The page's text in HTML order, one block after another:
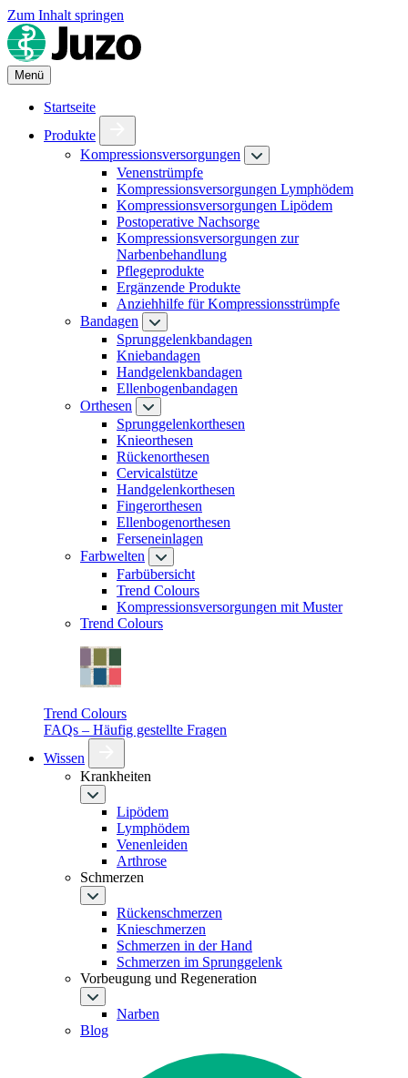
Zum Inhalt springen
Menü
Startseite
Produkte
Kompressionsversorgungen
Venenstrümpfe
Kompressionsversorgungen Lymphödem
Kompressionsversorgungen Lipödem
Postoperative Nachsorge
Kompressionsversorgungen zur
Narbenbehandlung
Pflegeprodukte
Ergänzende Produkte
Anziehhilfe für Kompressionsstrümpfe
Bandagen
Sprunggelenkbandagen
Kniebandagen
Handgelenkbandagen
Ellenbogenbandagen
Orthesen
Sprunggelenkorthesen
Knieorthesen
Rückenorthesen
Cervicalstütze
Handgelenkorthesen
Fingerorthesen
Ellenbogenorthesen
Ferseneinlagen
Farbwelten
Farbübersicht
Trend Colours
Kompressionsversorgungen mit Muster
Trend Colours
Trend Colours
FAQs – Häufig gestellte Fragen
Wissen
Krankheiten
Lipödem
Lymphödem
Venenleiden
Arthrose
Schmerzen
Rückenschmerzen
Knieschmerzen
Schmerzen in der Hand
Schmerzen im Sprunggelenk
Vorbeugung und Regeneration
Narben
Blog